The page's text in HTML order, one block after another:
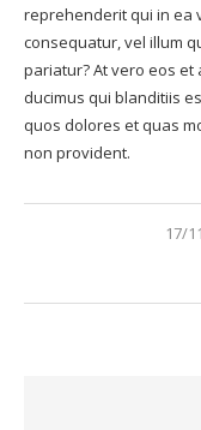
reprehenderit qui in ea
consequatur, vel illum
pariatur? At vero eos et
ducimus qui blanditiis
quos dolores et quas
non provident.
17/